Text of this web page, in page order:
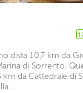
dista 10,7 km da
di Sorrento.
km da Cattedrale di
...